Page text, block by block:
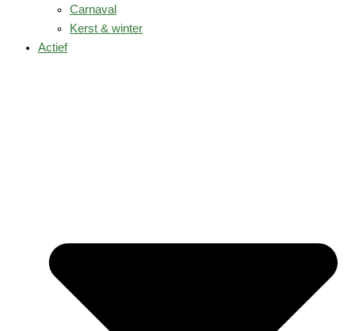
Carnaval
Kerst & winter
Actief